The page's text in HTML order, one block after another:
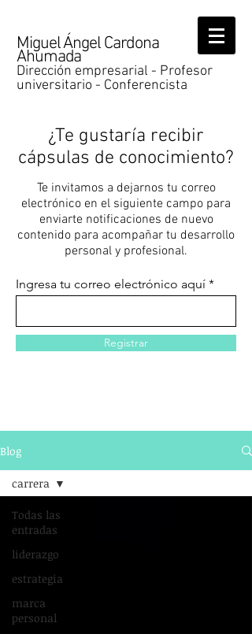
Miguel Ángel Cardona
Ahumada
Dirección empresarial - Profesor
universitario - Conferencista
¿Te gustaría recibir
cápsulas de conocimiento?
Te invitamos a dejarnos tu correo
electrónico en el siguiente campo para
enviarte notificaciones de nuevo
contenido para acompañar tu desarrollo
personal y profesional.
Ingresa tu correo electrónico aquí
Registrar
Blog
Todas las
entradas
liderazgo
estrategia
marca
personal
carrera